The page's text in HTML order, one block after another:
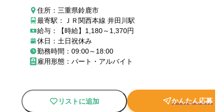
住所：三重県鈴鹿市
最寄駅：ＪＲ関西本線 井田川駅
給与：【時給】1,180～1,370円
休日：土日祝休み
勤務時間：09:00～18:00
雇用形態：パート・アルバイト
リストに追加 かんたん応募